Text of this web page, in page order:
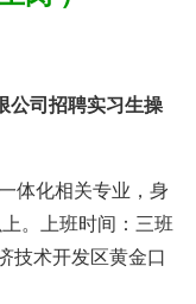
公司招聘实习生操
体化相关专业，身
。上班时间：三班
技术开发区黄金口